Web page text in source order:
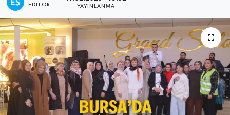
EDITÖR YAYINLANMA